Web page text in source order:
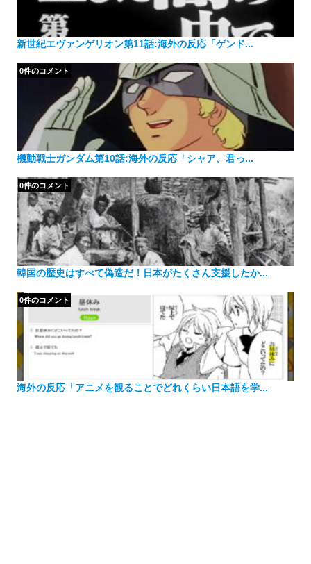
新世紀エヴァンゲリオン第11話:海外の反応「ゲンド...
機動戦士ガンダム第10話:海外の反応「シャア、君っ...
0件のコメント
韓国の歴史はすべて偽造だ！日本がたくさん支援したか...
0件のコメント
海外の反応「アニメを観ることでどれくらい日本語を学...
0件のコメント